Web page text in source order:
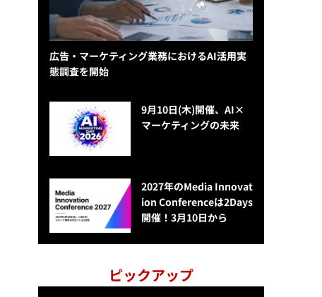
広告・マーケティング業務におけるAI活用実
態調査を開始
9月10日(木)開催、AI×
マーケティングの未来
2027年のMedia Innovat
ion Conferenceは2Days
開催！3月10日から
ピックアップ